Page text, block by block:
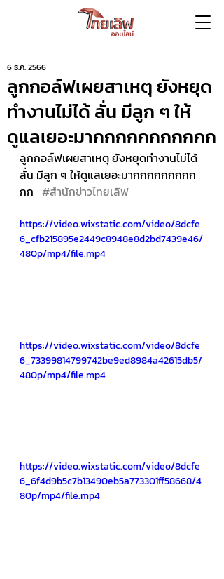
ลูกกอล์ฟเผยสาเหตุ ยังหยุด
ทำงานไม่ได้ ลั่น มีลูก ๆ ให้
ดูแลเยอะมากกกกกกกกกกก
6 ธ.ค. 2566
ลูกกอล์ฟเผยสาเหตุ ยังหยุดทำงานไม่ได้
ลั่น มีลูก ๆ ให้ดูแลเยอะมากกกกกกกกก
กก #สำนักข่าวไทยเลิฟ
https://video.wixstatic.com/video/8dcfe
6_cfb215895e2449c8948e8d2bd7439e46/
480p/mp4/file.mp4
https://video.wixstatic.com/video/8dcfe
6_73399814799742be9ed8984a42615db5/
480p/mp4/file.mp4
https://video.wixstatic.com/video/8dcfe
6_6f4d9b5c7b13490eb5a773301ff58668/4
80p/mp4/file.mp4